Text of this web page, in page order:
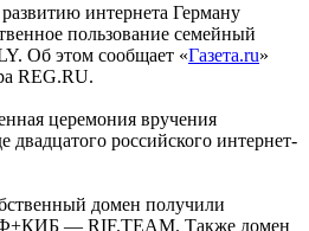
интернета Герману
пользование семейный
Об этом сообщает «Газета.ru»
REG.RU.
церемония вручения
двадцатого российского интернет-
домен получили
— RIF.TEAM. Также домен